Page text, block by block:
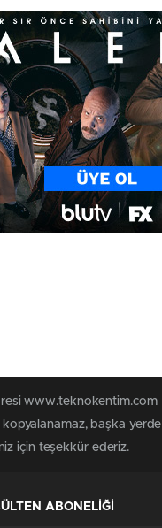
www.teknokentim.com
başka yerde
için teşekkür ederiz.
ABONELİĞİ